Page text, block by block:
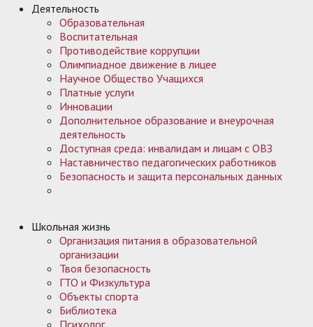
Деятельность
Образовательная
Воспитательная
Противодействие коррупции
Олимпиадное движение в лицее
Научное Общество Учащихся
Платные услуги
Инновации
Дополнительное образование и внеурочная
деятельность
Доступная среда: инвалидам и лицам с ОВЗ
Наставничество педагогических работников
Безопасность и защита персональных данных
Школьная жизнь
Организация питания в образовательной
организации
Твоя безопасность
ГТО и Физкультура
Объекты спорта
Библиотека
Психолог